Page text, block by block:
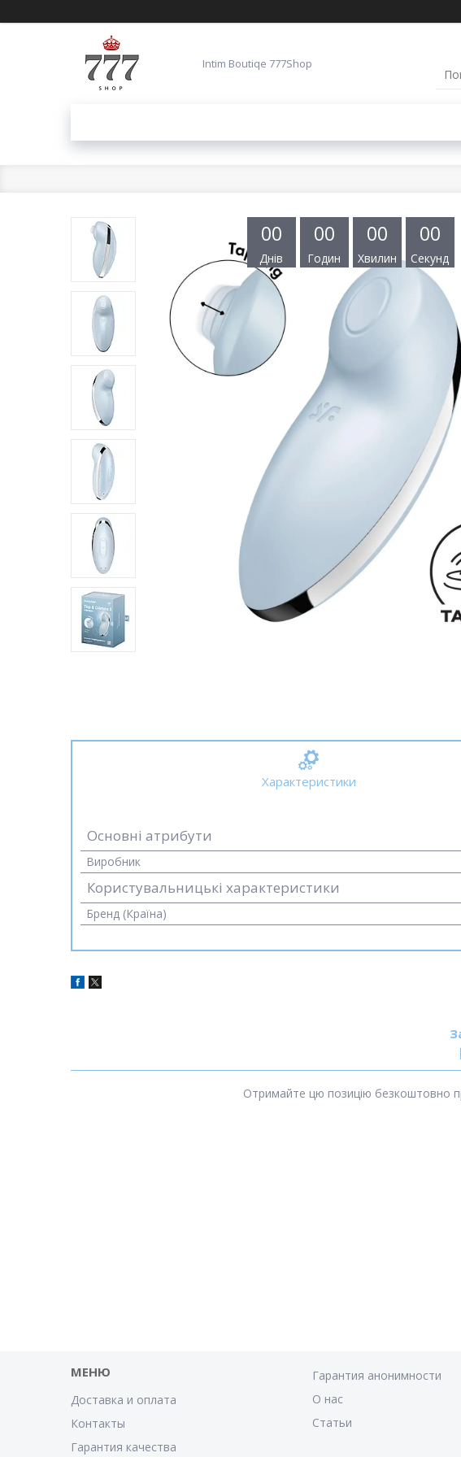
Intim Boutiqe 777Shop
00
Днів
00
Годин
00
Хвилин
00
Секунд
Характеристики
Основні атрибути
Виробник
Користувальницькі характеристики
Бренд (Країна)
Отримайте цю позицію безкоштовно
МЕНЮ
Доставка и оплата
Контакты
Гарантия качества
Гарантия анонимности
О нас
Статьи